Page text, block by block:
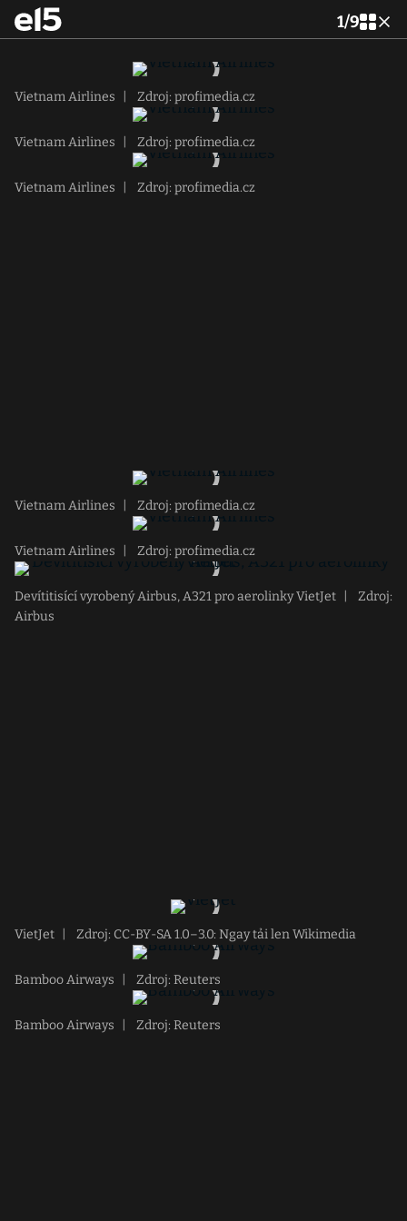
1/9
Vietnam Airlines Zdroj: profimedia.cz
Vietnam Airlines Zdroj: profimedia.cz
Vietnam Airlines Zdroj: profimedia.cz
Vietnam Airlines Zdroj: profimedia.cz
Vietnam Airlines Zdroj: profimedia.cz
Devítitisící vyrobený Airbus, A321 pro aerolinky VietJet
Zdroj:
Airbus
VietJet Zdroj: CC-BY-SA 1.0–3.0: Ngay tải len Wikimedia
Bamboo Airways Zdroj: Reuters
Bamboo Airways Zdroj: Reuters